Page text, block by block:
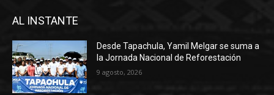
AL INSTANTE
Desde Tapachula, Yamil Melgar se suma a
la Jornada Nacional de Reforestación
9 agosto, 2026